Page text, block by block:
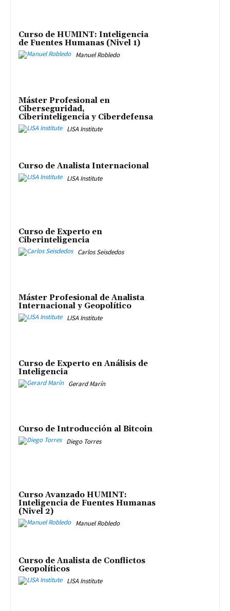
Curso de HUMINT: Inteligencia
de Fuentes Humanas (Nivel 1)
Manuel Robledo
Máster Profesional en
Ciberseguridad,
Ciberinteligencia y Ciberdefensa
LISA Institute
Curso de Analista Internacional
LISA Institute
Curso de Experto en
Ciberinteligencia
Carlos Seisdedos
Máster Profesional de Analista
Internacional y Geopolítico
LISA Institute
Curso de Experto en Análisis de
Inteligencia
Gerard Marín
Curso de Introducción al Bitcoin
Diego Torres
Curso Avanzado HUMINT:
Inteligencia de Fuentes Humanas
(Nivel 2)
Manuel Robledo
Curso de Analista de Conflictos
Geopolíticos
LISA Institute